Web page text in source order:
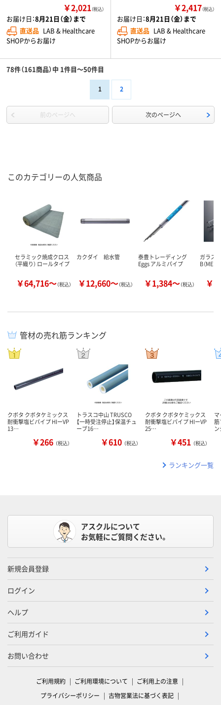
￥2,021（税込）
お届け日：8月21日（金）まで
直送品 LAB & Healthcare
SHOPからお届け
￥2,417（税込）
お届け日：8月21日（金）まで
直送品 LAB & Healthcare
SHOPからお届け
78件（161商品）中 1件目～50件目
1 2
前のページへ 次のページへ
このカテゴリーの人気商品
セラミック焼成クロス
（平織り） ロールタイプ
￥64,716～（税込）
カクダイ 給水管
￥12,660～（税込）
泰豊トレーディング
Eggs アルミパイプ
￥1,384～（税込）
ガラス
B（MED）
￥
管材の売れ筋ランキング
クボタ クボタケミックス
耐衝撃塩ビパイプ HIーVP
13…
￥266 （税込）
トラスコ中山 TRUSCO
【一時受注停止】保温チュ
ーブ16…
￥610 （税込）
クボタ クボタケミックス
耐衝撃塩ビパイプ HIーVP
25…
￥451 （税込）
マ
筋
ランキング一覧
アスクルについて
お気軽にご質問ください。
新規会員登録
ログイン
ヘルプ
ご利用ガイド
お問い合わせ
ご利用規約 ご利用環境について
ご利用上の注意
プライバシーポリシー
古物営業法に基づく表記